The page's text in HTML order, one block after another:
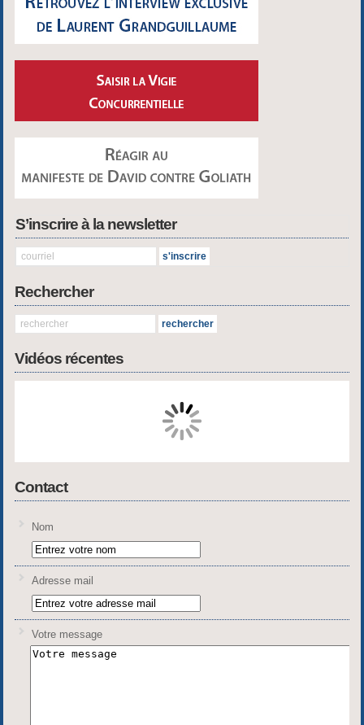
S’inscrire à la newsletter
Rechercher
Vidéos récentes
Contact
Nom
Adresse mail
Votre message